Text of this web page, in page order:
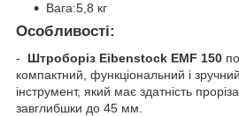
Вага:5,8 кг
Особливості:
- Штроборіз Eibenstock EMF 150
компактний, функціональний і
інструмент, який має здатність
завглибшки до 45 мм.